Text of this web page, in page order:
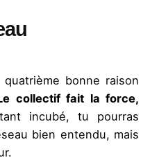
bonne raison
collectif fait la force,
incubé, tu pourras
bien entendu, mais